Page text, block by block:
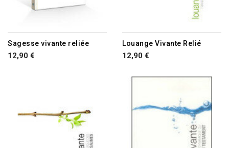
RUPTURE DE STOCK
Sagesse vivante reliée
12,90 €
RUPTURE DE STOCK
Louange Vivante Relié
12,90 €